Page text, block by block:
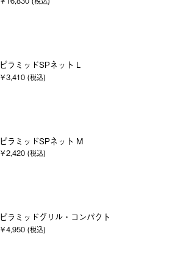
ピラミッドSPネット L
￥3,410 (税込)
ピラミッドSPネット M
￥2,420 (税込)
ピラミッドグリル・コンパクト
￥4,950 (税込)